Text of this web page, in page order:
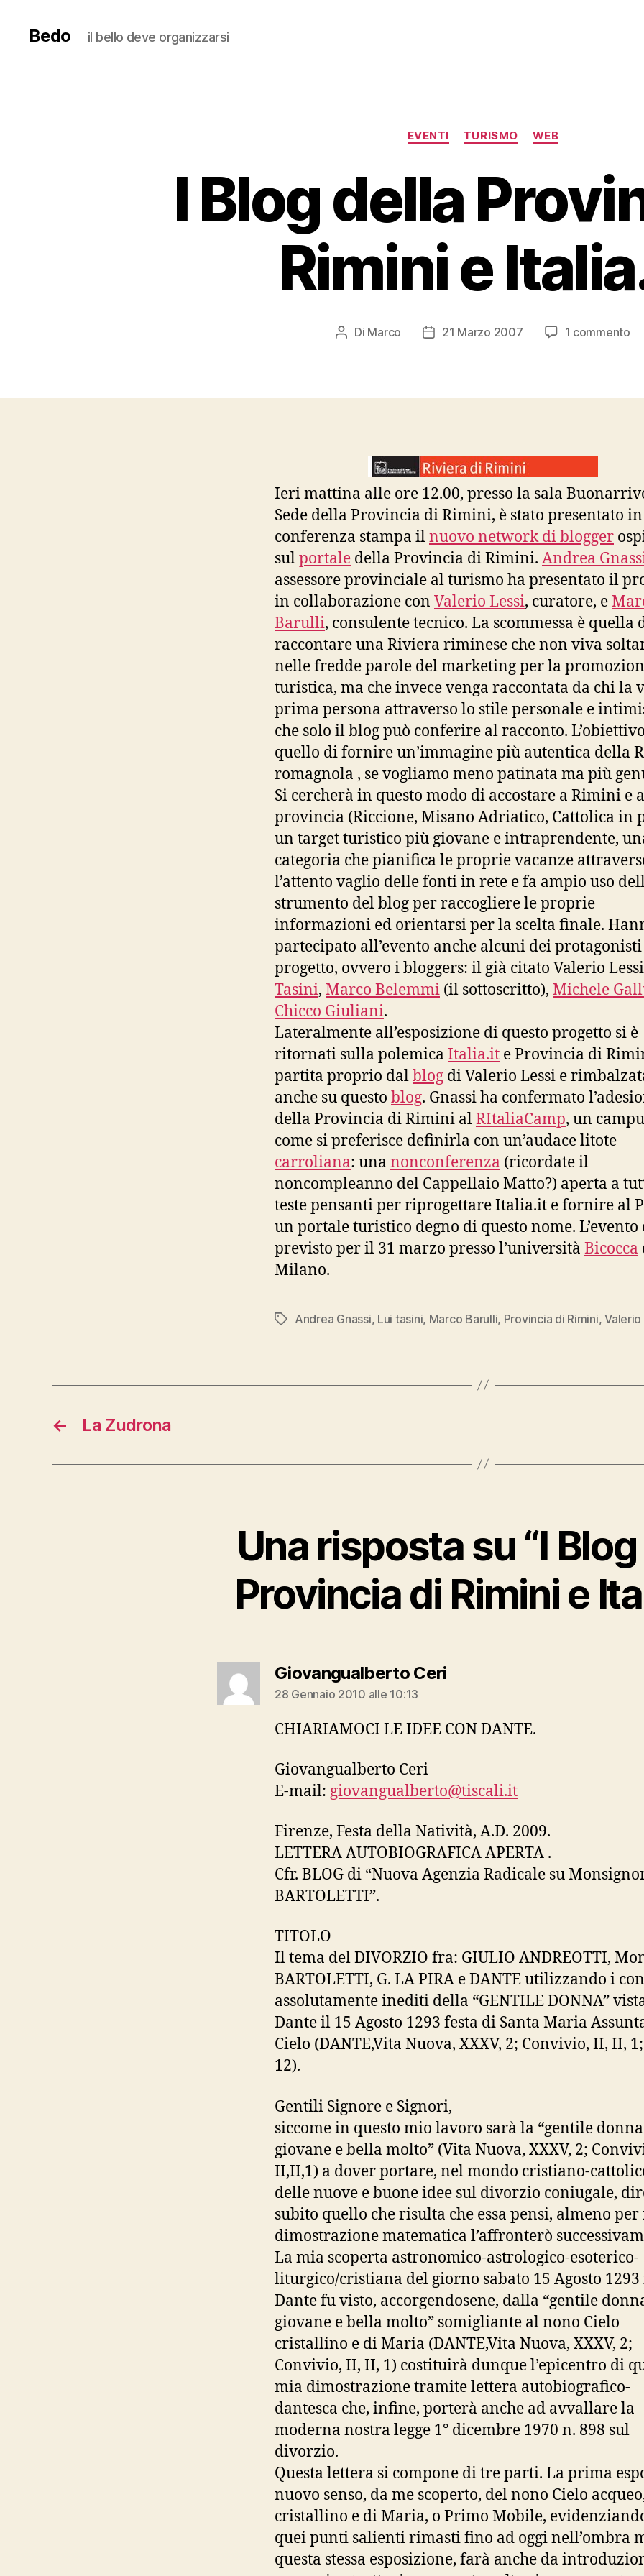
Bedo il bello deve organizzarsi
Categorie
EVENTI TURISMO WEB
I Blog della
Rimini e
Autore
Di Marco
Data21 Marzo 2007 1 commentosu
Ieri mattina alle ore 12.00, presso la sala
Sede della Provincia di Rimini, è stato presentato
conferenza stampa ilnuovo network di blogger
sulportale della Provincia di Rimini. Andrea
assessore provinciale al turismo ha presentato il
in collaborazione con Valerio Lessi, curatore, e
Barulli, consulente tecnico. La scommessa è quella
raccontare una Riviera riminese che non viva
nelle fredde parole del marketing per la
turistica, ma che invece venga raccontata da chi la
prima persona attraverso lo stile personale e
che solo il blog può conferire al racconto.
quello di fornire un’immagine più autentica della
romagnola , se vogliamo meno patinata ma più
Si cercherà in questo modo di accostare a Rimini e
provincia (Riccione, Misano Adriatico, Cattolica in
un target turistico più giovane e intraprendente,
categoria che pianifica le proprie vacanze
l’attento vaglio delle fonti in rete e fa ampio uso
strumento del blog per raccogliere le proprie
informazioni ed orientarsi per la scelta finale.
partecipato all’evento anche alcuni dei
progetto, ovvero i bloggers: il già citato Valerio
Tasini, Marco Belemmi (il sottoscritto), Michele
Chicco Giuliani.
Lateralmente all’esposizione di questo progetto si è
ritornati sulla polemica Italia.it e Provincia di
partita proprio dalblog di Valerio Lessi e
anche su questo blog. Gnassi ha confermato
della Provincia di Rimini alRItaliaCamp, un
come si preferisce definirla con un’audace litote
carroliana: una nonconferenza (ricordate il
noncompleanno del Cappellaio Matto?) aperta a
teste pensanti per riprogettare Italia.it e fornire al
un portale turistico degno di questo nome. L’evento
previsto per il 31 marzo presso l’università Bicocca
Milano.
Tag Andrea Gnassi, Lui tasini, Marco Barulli, Provincia di Rimini,Valerio
← La Zudrona
Una risposta su “I
Provincia di Rimini e
Giovangualberto Ceridice:
28 Gennaio 2010 alle 10:13
CHIARIAMOCI LE IDEE CON DANTE.
Giovangualberto Ceri
E-mail: giovangualberto@tiscali.it
Firenze, Festa della Natività, A.D. 2009.
LETTERA AUTOBIOGRAFICA APERTA .
Cfr. BLOG di “Nuova Agenzia Radicale su
BARTOLETTI”.
TITOLO
Il tema del DIVORZIO fra: GIULIO ANDREOTTI,
BARTOLETTI, G. LA PIRA e DANTE utilizzando i
assolutamente inediti della “GENTILE DONNA”
Dante il 15 Agosto 1293 festa di Santa Maria
Cielo (DANTE,Vita Nuova, XXXV, 2; Convivio, II, II,
12).
Gentili Signore e Signori,
siccome in questo mio lavoro sarà la “gentile donna
giovane e bella molto” (Vita Nuova, XXXV, 2;
II,II,1) a dover portare, nel mondo cristiano-
delle nuove e buone idee sul divorzio coniugale,
subito quello che risulta che essa pensi, almeno per
dimostrazione matematica l’affronterò
La mia scoperta astronomico-astrologico-esoterico-
liturgico/cristiana del giorno sabato 15 Agosto
Dante fu visto, accorgendosene, dalla “gentile
giovane e bella molto” somigliante al nono Cielo
cristallino e di Maria (DANTE,Vita Nuova, XXXV, 2;
Convivio, II, II, 1) costituirà dunque l’epicentro di
mia dimostrazione tramite lettera autobiografico-
dantesca che, infine, porterà anche ad avvallare la
moderna nostra legge 1° dicembre 1970 n. 898 sul
divorzio.
Questa lettera si compone di tre parti. La prima
nuovo senso, da me scoperto, del nono Cielo
cristallino e di Maria, o Primo Mobile,
quei punti salienti rimasti fino ad oggi nell’ombra
questa stessa esposizione, farà anche da